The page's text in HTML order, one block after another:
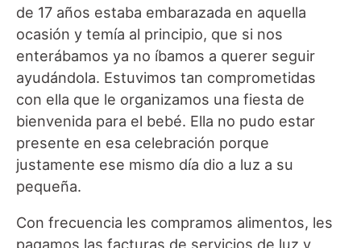
de 17 años estaba embarazada en aquella
ocasión y temía al principio, que si nos
enterábamos ya no íbamos a querer seguir
ayudándola. Estuvimos tan comprometidas
con ella que le organizamos una fiesta de
bienvenida para el bebé. Ella no pudo estar
presente en esa celebración porque
justamente ese mismo día dio a luz a su
pequeña.
Con frecuencia les compramos alimentos, les
pagamos las facturas de servicios de luz y